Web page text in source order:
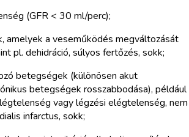
(GFR < 30 ml/perc);
amelyek a veseműködés megváltozását
pl. dehidráció, súlyos fertőzés, sokk;
betegségek (különösen akut
betegségek rosszabbodása), például
vagy légzési elégtelenség, nem
infarctus, sokk;